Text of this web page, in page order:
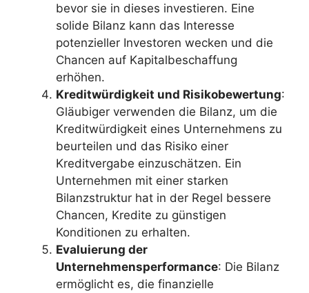
bevor sie in dieses investieren. Eine
solide Bilanz kann das Interesse
potenzieller Investoren wecken und die
Chancen auf Kapitalbeschaffung
erhöhen.
Kreditwürdigkeit und Risikobewertung:
Gläubiger verwenden die Bilanz, um die
Kreditwürdigkeit eines Unternehmens zu
beurteilen und das Risiko einer
Kreditvergabe einzuschätzen. Ein
Unternehmen mit einer starken
Bilanzstruktur hat in der Regel bessere
Chancen, Kredite zu günstigen
Konditionen zu erhalten.
Evaluierung der
Unternehmensperformance: Die Bilanz
ermöglicht es, die finanzielle